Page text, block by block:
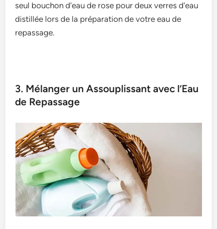
seul bouchon d’eau de rose pour deux verres d’eau
distillée lors de la préparation de votre eau de
repassage.
3. Mélanger un Assouplissant avec l’Eau
de Repassage